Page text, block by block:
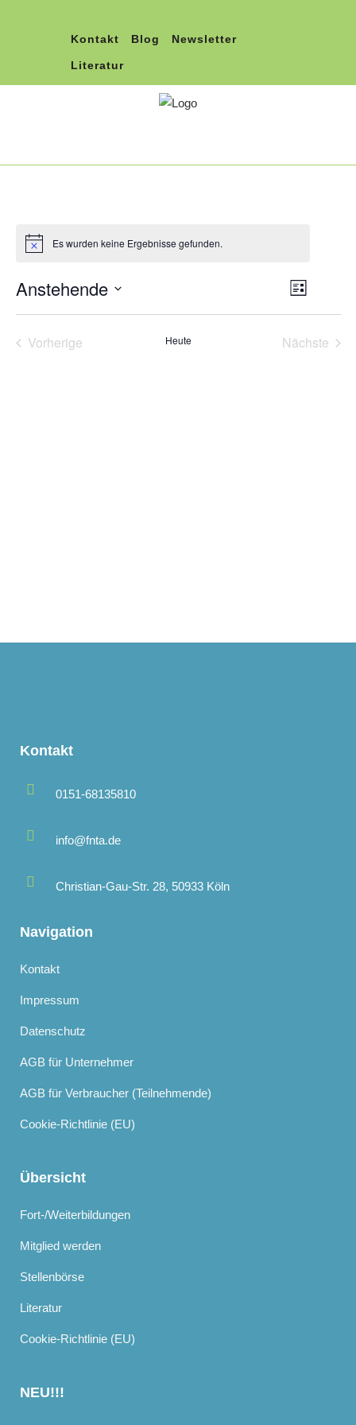
Kontakt Blog Newsletter
Literatur
Es wurden keine Ergebnisse gefunden.
Liste
Anstehende
Vorherige
Heute
Nächste
Kontakt
0151-68135810
info@fnta.de
Christian-Gau-Str. 28, 50933 Köln
Navigation
Kontakt
Impressum
Datenschutz
AGB für Unternehmer
AGB für Verbraucher (Teilnehmende)
Cookie-Richtlinie (EU)
Übersicht
Fort-/Weiterbildungen
Mitglied werden
Stellenbörse
Literatur
Cookie-Richtlinie (EU)
NEU!!!